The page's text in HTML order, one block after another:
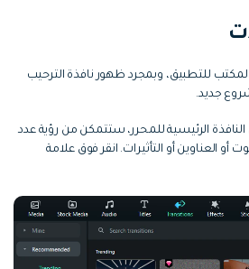
للتطبيق، وبمجرد ظهور نافذة الترحيب
جديد.
النافذة الرئيسية للمحرر، ستتمكن من رؤية عدد
العناوين أو التأثيرات. انقر فوق علامة